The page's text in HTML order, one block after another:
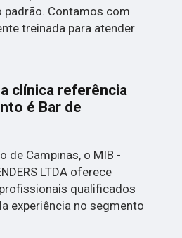
padrão. Contamos com
treinada para atender
clínica referência
é Bar de
de Campinas, o MIB -
LTDA oferece
qualificados
experiência no segmento